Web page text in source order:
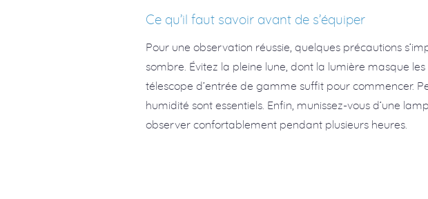
Ce qu’il faut savoir avant de s’équiper
Pour une observation réussie, quelques précautions
sombre. Évitez la pleine lune, dont la lumière masque
télescope d’entrée de gamme suffit pour commencer.
humidité sont essentiels. Enfin, munissez-vous d’une
observer confortablement pendant plusieurs heures.